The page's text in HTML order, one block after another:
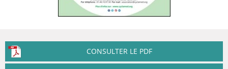
CONSULTER LE PDF